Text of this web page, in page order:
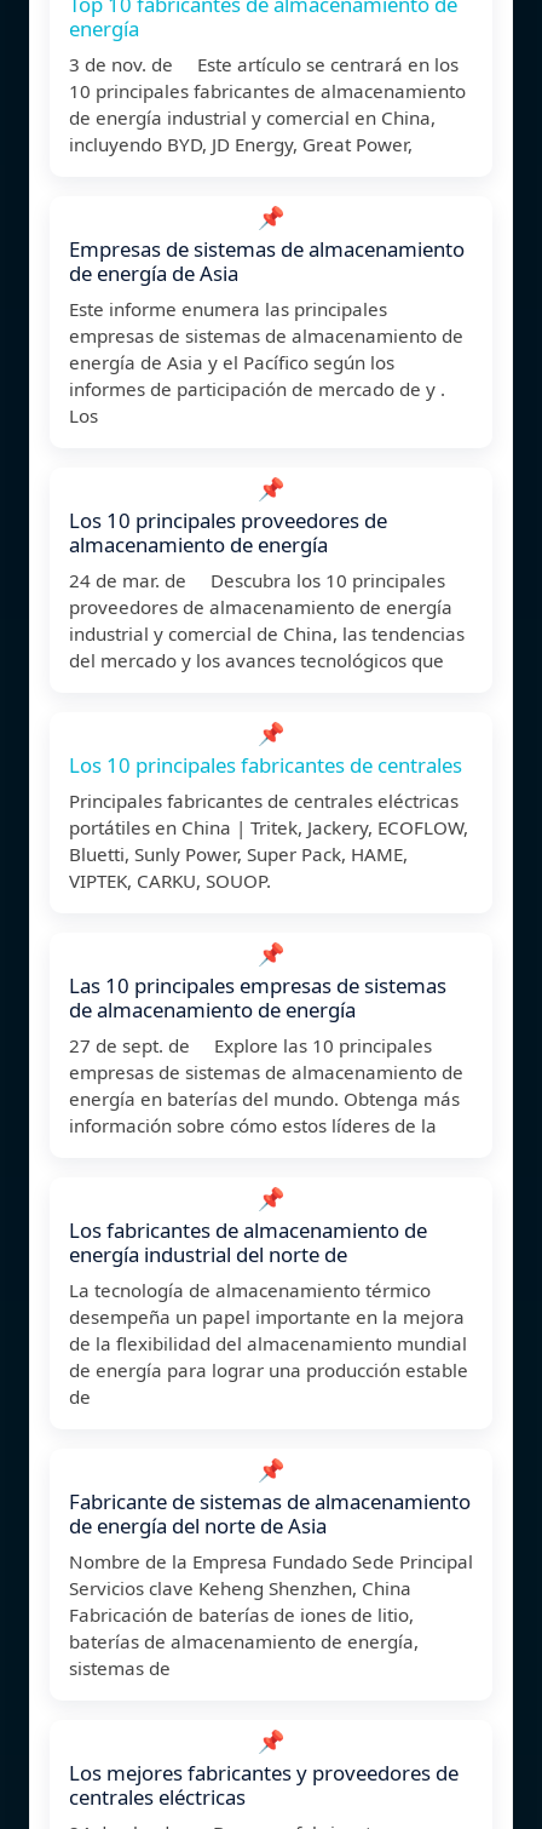
energía
3 de nov. de Este artículo se centrará en los
10 principales fabricantes de almacenamiento
de energía industrial y comercial en China,
incluyendo BYD, JD Energy, Great Power,
📌
Empresas de sistemas de almacenamiento
de energía de Asia
Este informe enumera las principales
empresas de sistemas de almacenamiento de
energía de Asia y el Pacífico según los
informes de participación de mercado de y .
Los
📌
Los 10 principales proveedores de
almacenamiento de energía
24 de mar. de Descubra los 10 principales
proveedores de almacenamiento de energía
industrial y comercial de China, las tendencias
del mercado y los avances tecnológicos que
📌
Los 10 principales fabricantes de centrales
Principales fabricantes de centrales eléctricas
portátiles en China | Tritek, Jackery, ECOFLOW,
Bluetti, Sunly Power, Super Pack, HAME,
VIPTEK, CARKU, SOUOP.
📌
Las 10 principales empresas de sistemas
de almacenamiento de energía
27 de sept. de Explore las 10 principales
empresas de sistemas de almacenamiento de
energía en baterías del mundo. Obtenga más
información sobre cómo estos líderes de la
📌
Los fabricantes de almacenamiento de
energía industrial del norte de
La tecnología de almacenamiento térmico
desempeña un papel importante en la mejora
de la flexibilidad del almacenamiento mundial
de energía para lograr una producción estable
de
📌
Fabricante de sistemas de almacenamiento
de energía del norte de Asia
Nombre de la Empresa Fundado Sede Principal
Servicios clave Keheng Shenzhen, China
Fabricación de baterías de iones de litio,
baterías de almacenamiento de energía,
sistemas de
📌
Los mejores fabricantes y proveedores de
centrales eléctricas